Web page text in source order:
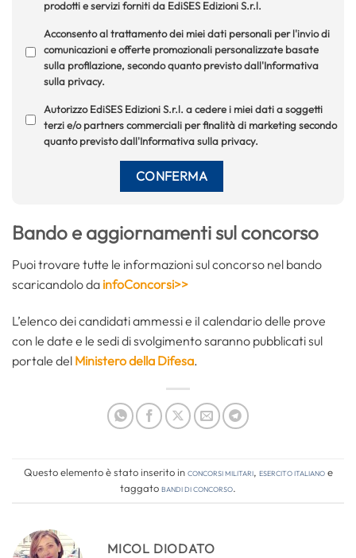
prodotti e servizi forniti da EdiSES Edizioni S.r.l.
Acconsento al trattamento dei miei dati personali per l'invio di
comunicazioni e offerte promozionali personalizzate basate
sulla profilazione, secondo quanto previsto dall'Informativa
sulla privacy.
Autorizzo EdiSES Edizioni S.r.l. a cedere i miei dati a soggetti
terzi e/o partners commerciali per finalità di marketing secondo
quanto previsto dall'Informativa sulla privacy.
Bando e aggiornamenti sul concorso
Puoi trovare tutte le informazioni sul concorso nel bando
scaricandolo da infoConcorsi>>
L’elenco dei candidati ammessi e iI calendario delle prove
con le date e le sedi di svolgimento saranno pubblicati sul
portale del Ministero della Difesa.
Questo elemento è stato inserito inConcorsi Militari, Esercito Italianoe
taggatobandi di concorso.
MICOL DIODATO